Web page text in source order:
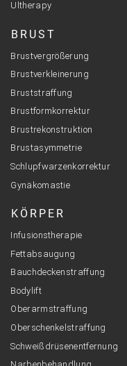
Ultherapy
BRUST
Brustvergrößerung
Brustverkleinerung
Bruststraffung
Brustformkorrektur
Brustrekonstruktion
Brustasymmetrie
Schlupfwarzenkorrektur
Gynäkomastie
KÖRPER
Infusionstherapie
Fettabsaugung
Bauchdeckenstraffung
Bodylift
Oberarmstraffung
Oberschenkelstraffung
Schweißdrüsenentfernung